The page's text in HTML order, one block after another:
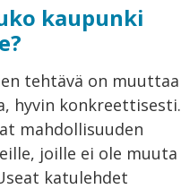
kaupunki
tehtävä on muuttaa
hyvin konkreettisesti.
mahdollisuuden
joille ei ole muuta
katulehdet